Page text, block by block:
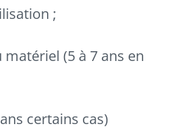
;
(5 à 7 ans en
certains cas)